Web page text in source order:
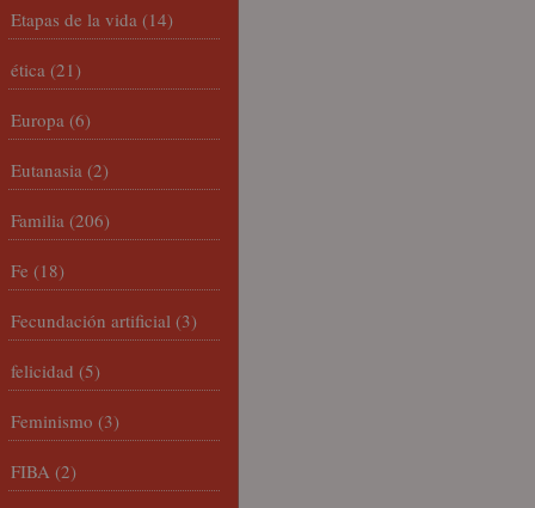
Etapas de la vida (14)
ética (21)
Europa (6)
Eutanasia (2)
Familia (206)
Fe (18)
Fecundación artificial (3)
felicidad (5)
Feminismo (3)
FIBA (2)